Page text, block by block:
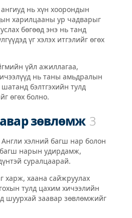
нь хүн хоорондын
харилцааны ур чадварыг
бөгөөд энэ нь танд
үг хэлэх итгэлийг өгөх
үйл ажиллагаа,
нь таны амьдралын
бэлтгэхийн тулд
өгөх болно.
зөвлөмж 3
хэлний багш нар болон
нарын удирдамж,
суралцаарай.
харж, хаана сайжруулах
тулд цахим хичээлийн
шуурхай заавар зөвлөмжийг